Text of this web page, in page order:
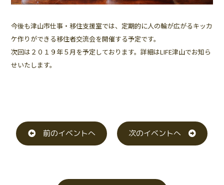
今後も津山市仕事・移住支援室では、定期的に人の輪が広がるキッカ
ケ作りができる移住者交流会を開催する予定です。
次回は２０１９年５月を予定しております。詳細はLIFE津山でお知ら
せいたします。
前のイベントへ 次のイベントへ